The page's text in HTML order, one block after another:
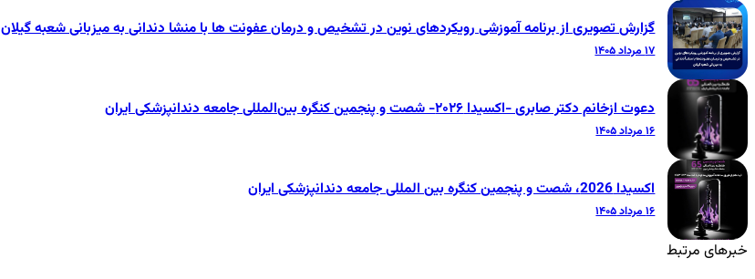
گزارش تصویری از برنامه آموزشی رویکردهای نوین در تشخیص و درمان عفونت ها با منشا دندانی به میزبانی شعبه گیلان
۱۷ مرداد ۱۴۰۵
دعوت ازخانم دکتر صابری -اکسیدا ۲۰۲۶- شصت و پنجمین کنگره بین‌المللی جامعه دندانپزشکی ایران
۱۶ مرداد ۱۴۰۵
اکسیدا 2026، شصت و پنجمین کنگره بین المللی جامعه دندانپزشکی ایران
۱۶ مرداد ۱۴۰۵
خبرهای مرتبط